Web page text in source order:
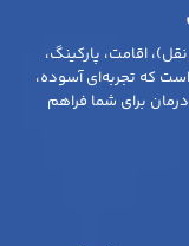
اقامت، پارکینگ،
که تجربه‌ای آسوده،
برای شما فراهم